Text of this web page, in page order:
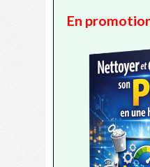
En